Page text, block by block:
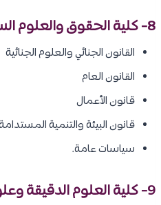
8- كلية الحقوق والعلوم السياسية:
القانون الجنائي والعلوم الجنائية
القانون العام
قانون الأعمال
قانون البيئة والتنمية
سياسات عامة.
9- كلية العلوم الدقيقة وعلوم الطبيعة والحياة: